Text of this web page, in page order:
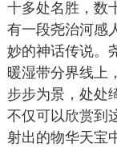
十多处名胜，数
有一段尧治河感
妙的神话传说。
暖湿带分界线上
步步为景，处处
不仅可以欣赏到
射出的物华天宝